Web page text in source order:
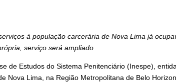
à população carcerária de Nova Lima já
serviço será ampliado
de Estudos do Sistema Penitenciário (Inespe),
Nova Lima, na Região Metropolitana de Belo